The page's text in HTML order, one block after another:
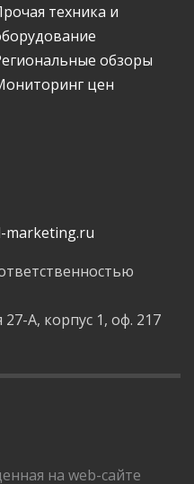
техника и
обзоры
цен
marketing.ru
А, корпус 1, оф. 217
на web-сайте